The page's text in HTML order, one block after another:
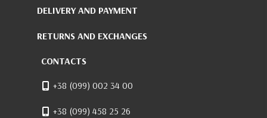
DELIVERY AND PAYMENT
RETURNS AND EXCHANGES
CONTACTS
+38 (099) 002 34 00
+38 (099) 458 25 26